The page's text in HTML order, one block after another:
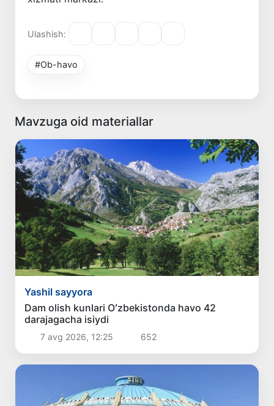
Ulashish:
#Ob-havo
Mavzuga oid materiallar
Yashil sayyora
Dam olish kunlari Oʻzbekistonda havo 42
darajagacha isiydi
7 avg 2026, 12:25 652